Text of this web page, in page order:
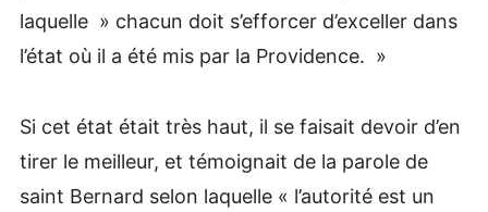
laquelle » chacun doit s’efforcer d’exceller dans
l’état où il a été mis par la Providence. »
Si cet état était très haut, il se faisait devoir d’en
tirer le meilleur, et témoignait de la parole de
saint Bernard selon laquelle « l’autorité est un